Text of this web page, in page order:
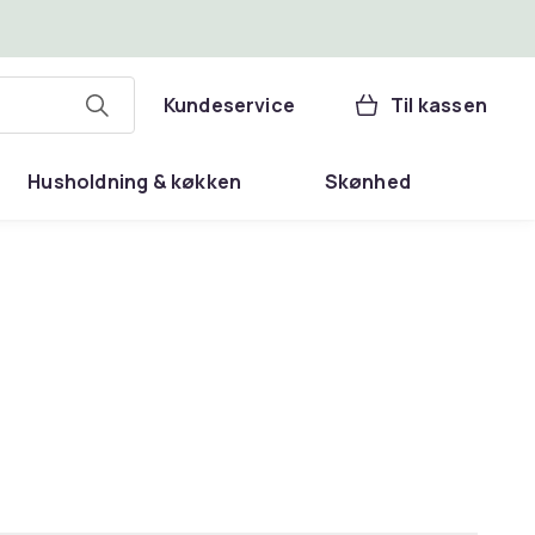
Kundeservice Til kassen
Husholdning & køkken Skønhed